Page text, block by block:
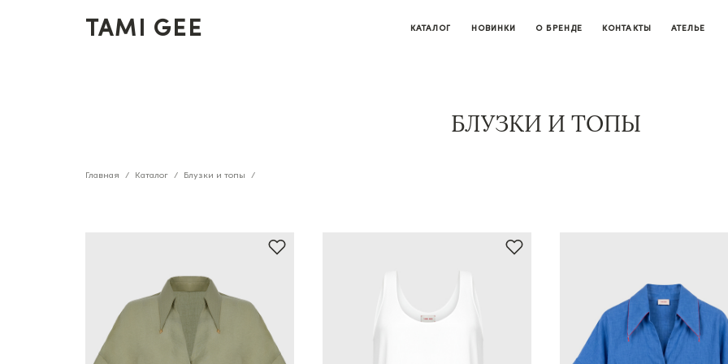
TAMI GEE КАТАЛОГ НОВИНКИ О БРЕНДЕ КОНТАКТЫ АТЕЛЬЕ
БЛУЗКИ И ТОПЫ
Главная Каталог Блузки и топы